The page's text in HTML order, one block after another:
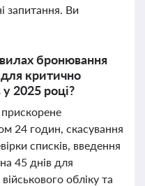
запитання. Ви
бронювання
для критично
2025 році?
24 годин, скасування
списків, введення
45 днів для
обліку та